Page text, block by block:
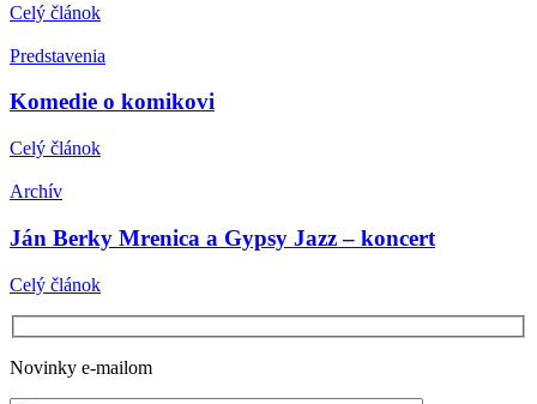
Celý článok
Predstavenia
Komedie o komikovi
Celý článok
Archív
Ján Berky Mrenica a Gypsy Jazz – koncert
Celý článok
Novinky e-mailom